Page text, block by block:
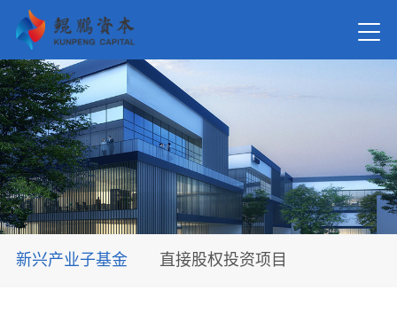
关于我
新闻资
新兴产业子基金 直接股权投资项目